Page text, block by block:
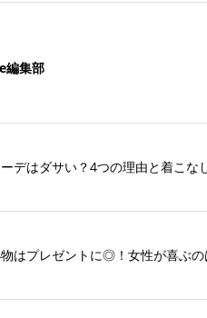
編集部
デはダサい？4つの理由と着こな
はプレゼントに◎！女性が喜ぶ